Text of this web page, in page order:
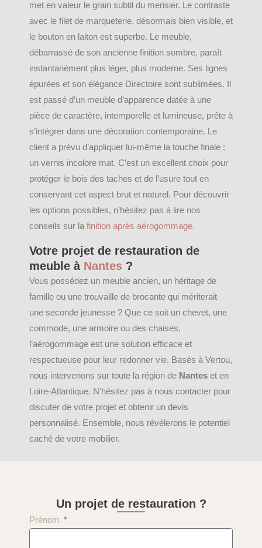
met en valeur le grain subtil du merisier. Le contraste
avec le filet de marqueterie, désormais bien visible, et
le bouton en laiton est superbe. Le meuble,
débarrassé de son ancienne finition sombre, paraît
instantanément plus léger, plus moderne. Ses lignes
épurées et son élégance Directoire sont sublimées. Il
est passé d’un meuble d’apparence datée à une
pièce de caractère, intemporelle et lumineuse, prête à
s’intégrer dans une décoration contemporaine. Le
client a prévu d’appliquer lui-même la touche finale :
un vernis incolore mat. C’est un excellent choix pour
protéger le bois des taches et de l’usure tout en
conservant cet aspect brut et naturel. Pour découvrir
les options possibles, n’hésitez pas à lire nos
conseils sur la finition après aérogommage.
Votre projet de restauration de
meuble à Nantes ?
Vous possédez un meuble ancien, un héritage de
famille ou une trouvaille de brocante qui mériterait
une seconde jeunesse ? Que ce soit un chevet, une
commode, une armoire ou des chaises,
l’aérogommage est une solution efficace et
respectueuse pour leur redonner vie. Basés à Vertou,
nous intervenons sur toute la région de Nantes et en
Loire-Atlantique. N’hésitez pas à nous contacter pour
discuter de votre projet et obtenir un devis
personnalisé. Ensemble, nous révélerons le potentiel
caché de votre mobilier.
Un projet de restauration ?
Prénom